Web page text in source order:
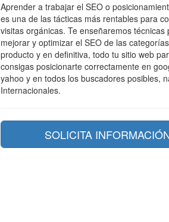
Aprender a trabajar el SEO o
es una de las tácticas más rentables para
visitas orgánicas. Te enseñaremos técnicas
mejorar y optimizar el SEO de las
producto y en definitiva, todo tu sitio web
consigas posicionarte correctamente en
yahoo y en todos los buscadores posibles,
Internacionales.
SOLICITA